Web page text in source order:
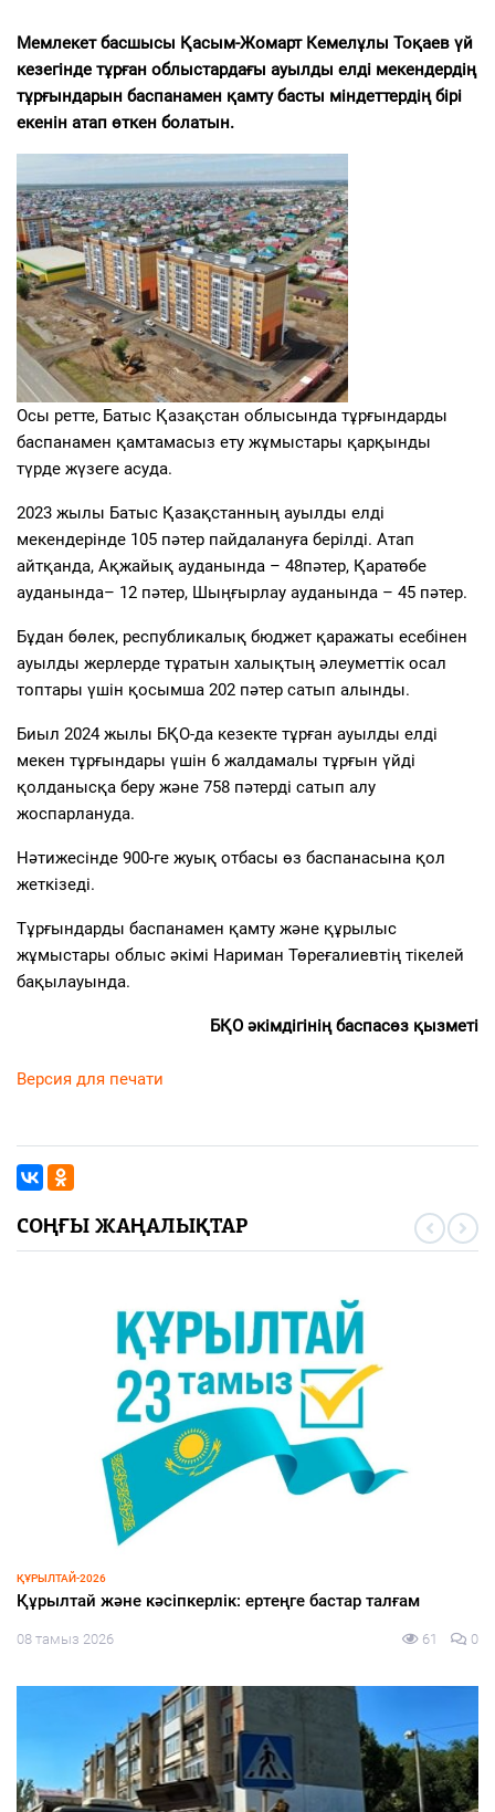
Мемлекет басшысы Қасым-Жомарт Кемелұлы Тоқаев үй
кезегінде тұрған облыстардағы ауылды елді мекендердің
тұрғындарын баспанамен қамту басты міндеттердің бірі
екенін атап өткен болатын.
Осы ретте, Батыс Қазақстан облысында тұрғындарды
баспанамен қамтамасыз ету жұмыстары қарқынды
түрде жүзеге асуда.
2023 жылы Батыс Қазақстанның ауылды елді
мекендерінде 105 пәтер пайдалануға берілді. Атап
айтқанда, Ақжайық ауданында – 48пәтер, Қаратөбе
ауданында– 12 пәтер, Шыңғырлау ауданында – 45 пәтер.
Бұдан бөлек, республикалық бюджет қаражаты есебінен
ауылды жерлерде тұратын халықтың әлеуметтік осал
топтары үшін қосымша 202 пәтер сатып алынды.
Биыл 2024 жылы БҚО-да кезекте тұрған ауылды елді
мекен тұрғындары үшін 6 жалдамалы тұрғын үйді
қолданысқа беру және 758 пәтерді сатып алу
жоспарлануда.
Нәтижесінде 900-ге жуық отбасы өз баспанасына қол
жеткізеді.
Тұрғындарды баспанамен қамту және құрылыс
жұмыстары облыс әкімі Нариман Төреғалиевтің тікелей
бақылауында.
БҚО әкімдігінің баспасөз қызметі
Версия для печати
СОҢҒЫ ЖАҢАЛЫҚТАР
ЭКОНОМИКА
Жеңілдетілген несиеге жол ашылды
08 тамыз 2026 63 0